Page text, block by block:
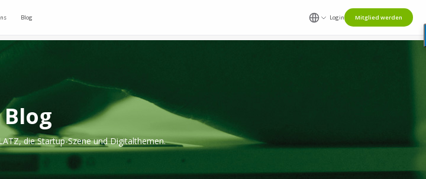
Blog Login Mitglied werden
Blog
die Startup-Szene und Digitalthemen.